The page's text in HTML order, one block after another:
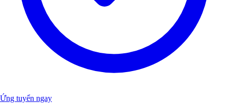
Ứng tuyển ngay